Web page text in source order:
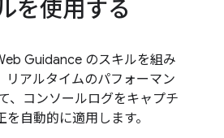
を使用する
Guidance のスキルを組み
リアルタイムのパフォーマン
、コンソールログをキャプチ
自動的に適用します。